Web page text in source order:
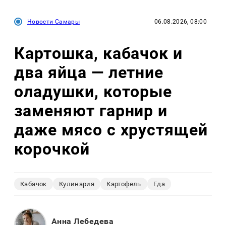
Новости Самары 06.08.2026, 08:00
Картошка, кабачок и
два яйца — летние
оладушки, которые
заменяют гарнир и
даже мясо с хрустящей
корочкой
Кабачок Кулинария Картофель Еда
Анна Лебедева